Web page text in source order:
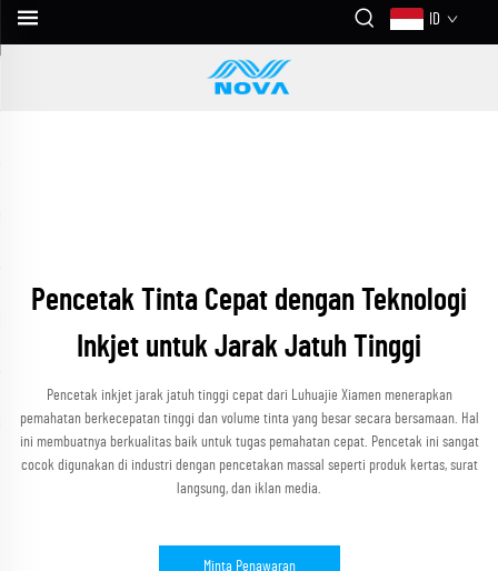
ID
Pencetak Tinta Cepat dengan Teknologi
Inkjet untuk Jarak Jatuh Tinggi
Pencetak inkjet jarak jatuh tinggi cepat dari Luhuajie Xiamen menerapkan
pemahatan berkecepatan tinggi dan volume tinta yang besar secara bersamaan. Hal
ini membuatnya berkualitas baik untuk tugas pemahatan cepat. Pencetak ini sangat
cocok digunakan di industri dengan pencetakan massal seperti produk kertas, surat
langsung, dan iklan media.
Minta Penawaran